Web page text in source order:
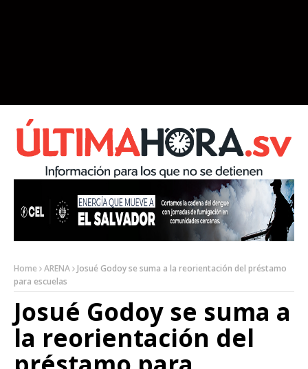
Home ARENA Josué Godoy se suma a la reorientación del préstamo
para escuelas
Josué Godoy se suma a
la reorientación del